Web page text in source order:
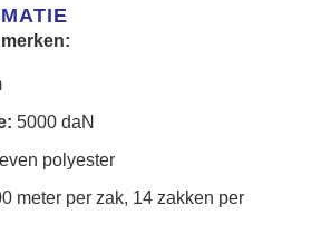
5000 daN
polyester
meter per zak, 14 zakken per